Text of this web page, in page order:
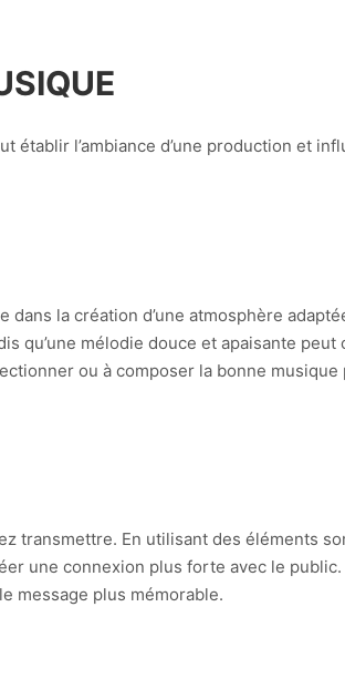
établir l’ambiance d’une production et
la création d’une atmosphère
qu’une mélodie douce et apaisante peut
ou à composer la bonne
transmettre. En utilisant des éléments
une connexion plus forte avec le
message plus mémorable.